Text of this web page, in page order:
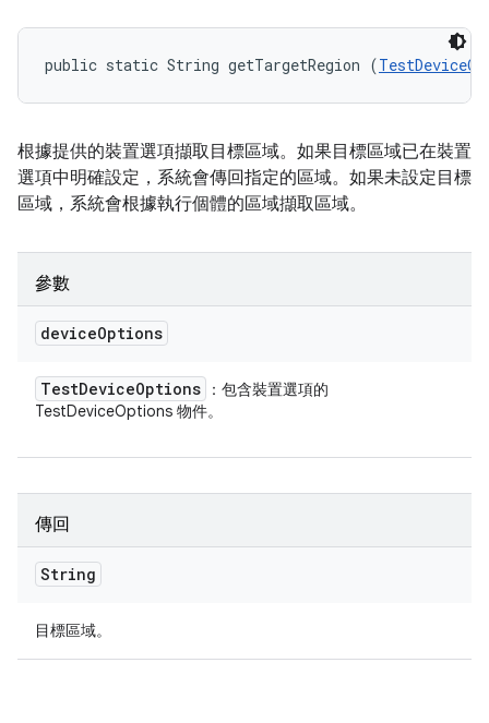
public static String getTargetRegion (
根據提供的裝置選項擷取目標區域。如果目標區域已在裝置
選項中明確設定，系統會傳回指定的區域。如果未設定目標
區域，系統會根據執行個體的區域擷取區域。
參數
deviceOptions
TestDeviceOptions
：包含裝置選項的
TestDeviceOptions 物件。
傳回
String
目標區域。